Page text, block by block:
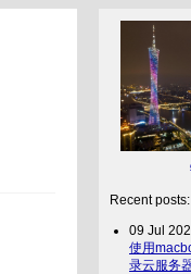
Recent posts:
09 Jul
使用
录云服务